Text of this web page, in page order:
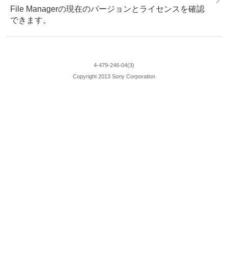
File Managerの現在のバージョンとライセンスを確認
できます。
4-479-246-04(3)
Copyright 2013 Sony Corporation